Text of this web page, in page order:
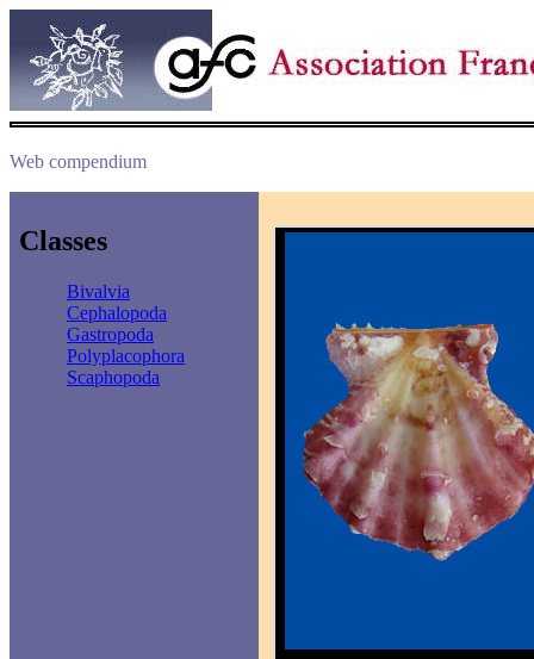
Web compendium
Classes
Bivalvia
Cephalopoda
Gastropoda
Polyplacophora
Scaphopoda